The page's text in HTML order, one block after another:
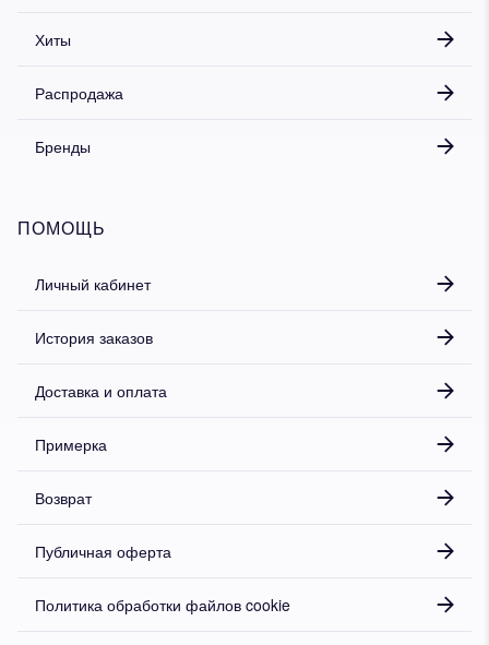
Хиты
Распродажа
Бренды
ПОМОЩЬ
Личный кабинет
История заказов
Доставка и оплата
Примерка
Возврат
Публичная оферта
Политика обработки файлов cookie